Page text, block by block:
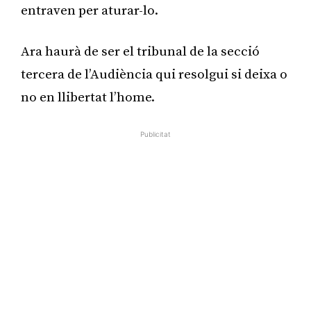
entraven per aturar-lo.
Ara haurà de ser el tribunal de la secció
tercera de l’Audiència qui resolgui si deixa o
no en llibertat l’home.
Publicitat